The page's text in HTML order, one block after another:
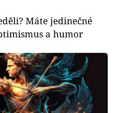
Máte jedinečné
a humor